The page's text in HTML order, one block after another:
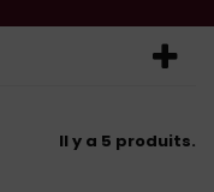
Il y a 5 produits.